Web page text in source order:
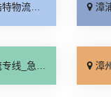
「按时送达」 漳浦县
「全境派送」 漳州